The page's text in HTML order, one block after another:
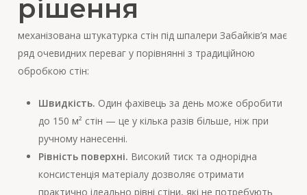
рішення
механізована штукатурка стін під шпалери Забайків’я має
ряд очевидних переваг у порівнянні з традиційною
обробкою стін:
Швидкість. Один фахівець за день може обробити
до 150 м² стін — це у кілька разів більше, ніж при
ручному нанесенні.
Рівність поверхні. Високий тиск та однорідна
консистенція матеріалу дозволяє отримати
практично ідеально рівні стіни, які не потребують